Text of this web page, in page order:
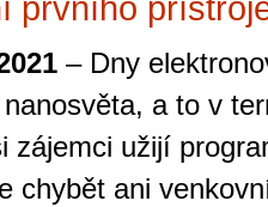
prvního
– Dny
a to v
zájemci užijí
chybět ani
Brno je
zajímavé
restaurace,
místem, kde si